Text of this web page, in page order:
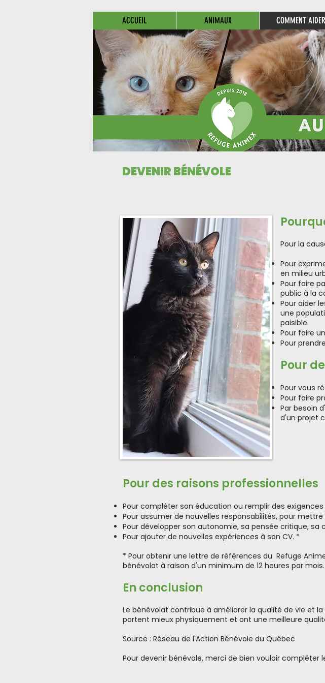
ACCUEIL ANIMAUX COMMENT AIDER
DEVENIR BÉNÉVOLE
Pour la
Pour
en milieu
Pour faire
public à la
Pour aider
une
paisible.
Pour faire
Pour
Pour
Pour vous
Pour faire
Par besoin
d'un projet
Pour des raisons professionnelles
Pour compléter son éducation ou remplir des
Pour assumer de nouvelles responsabilités, pour
Pour développer son autonomie, sa pensée critique, sa
Pour ajouter de nouvelles expériences à son CV. *
* Pour obtenir une lettre de références du Refuge
bénévolat à raison d'un minimum de 12 heures par mois.
En conclusion
Le bénévolat contribue à améliorer la qualité de vie et
portent mieux physiquement et ont une meilleure
Source : Réseau de l'Action Bénévole du Québec
Pour devenir bénévole, merci de bien vouloir compléter